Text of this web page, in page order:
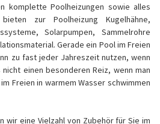
komplette Poolheizungen sowie alles
zur Poolheizung Kugelhähne,
Solarpumpen, Sammelrohre
Gerade ein Pool im Freien
zu fast jeder Jahreszeit nutzen, wenn
einen besonderen Reiz, wenn man
Freien in warmem Wasser schwimmen
wir eine Vielzahl von Zubehör für Sie im